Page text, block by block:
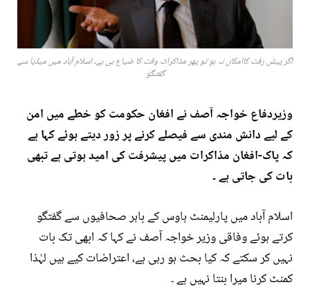
اگر پیش رفت کاامکان نہ ہو تو پھر مذاکرات وقت کا ضیاع ہی ہے، اسلام آباد میں میڈیا سے
گفتگو
وزیردفاع خواجہ آصف نے افغان حکومت کو خطے میں امن
کے لیے دانش مندی سے فیصلے کرنے پر زور دیتے ہوئے کہا ہے
کہ پاک-افغان مذاکرات میں پیشرفت کی امید ہوتی ہے تبھی
بات کی جاتی ہے ۔
اسلام آباد میں پارلیمنٹ ہاوس کے باہر صحافیوں سے گفتگو
کرتے ہوئے وفاقی وزیر خواجہ آصف نے کہا کہ ابھی تک بات
نہیں کر سکتے کہ کیا بحث ہو رہی ہے، اعتراضات کیے ہیں لہٰذا
کمنٹ کرنا میرا بنتا نہیں ہے ۔